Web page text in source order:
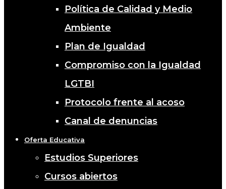
Política de Calidad y Medio
Ambiente
Plan de Igualdad
Compromiso con la Igualdad
LGTBI
Protocolo frente al acoso
Canal de denuncias
Oferta Educativa
Estudios Superiores
Cursos abiertos